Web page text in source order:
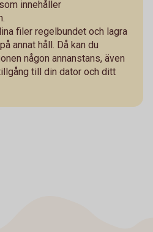
innehåller
filer regelbundet och lagra
annat håll. Då kan du
någon annanstans, även
till din dator och ditt